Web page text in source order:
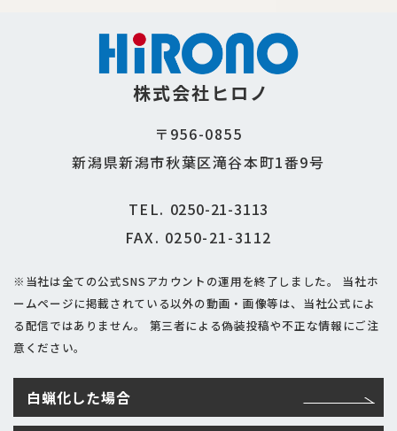
株式会社ヒロノ
〒956-0855
新潟県新潟市秋葉区滝谷本町1番9号
TEL. 0250-21-3113
FAX. 0250-21-3112
※当社は全ての公式SNSアカウントの運用を終了しました。
当社ホ
ームページに掲載されている以外の動画・画像等は、当社公式によ
る配信ではありません。
第三者による偽装投稿や不正な情報にご注
意ください。
白蝋化した場合